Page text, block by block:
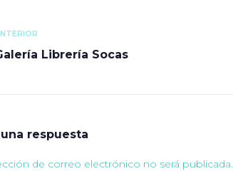
Librería Socas
respuesta
de correo electrónico no será publicada.